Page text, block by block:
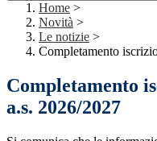
Home >
Novità >
Le notizie >
Completamento
Completamento
a.s. 2026/2027